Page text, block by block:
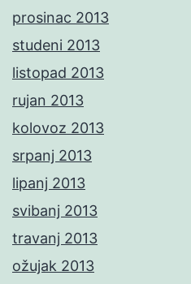
prosinac 2013
studeni 2013
listopad 2013
rujan 2013
kolovoz 2013
srpanj 2013
lipanj 2013
svibanj 2013
travanj 2013
ožujak 2013